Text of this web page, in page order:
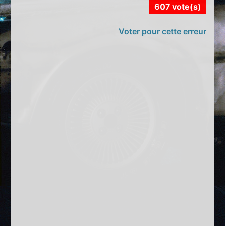
607 vote(s)
Voter pour cette erreur